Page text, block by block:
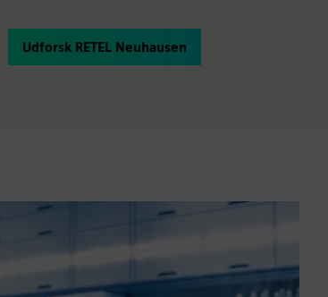
Udforsk RETEL Neuhausen